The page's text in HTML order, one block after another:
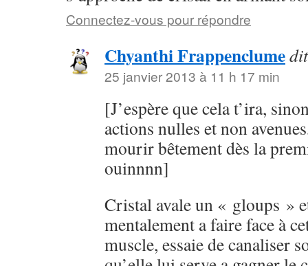
Connectez-vous pour répondre
Chyanthi Frappenclume
25 janvier 2013 à 11 h 17 min
[J’espère que cela t’ira,
actions nulles et non
mourir bêtement dès la
ouinnnn]
Cristal avale un « gloups »
mentalement a faire face à
muscle, essaie de canaliser